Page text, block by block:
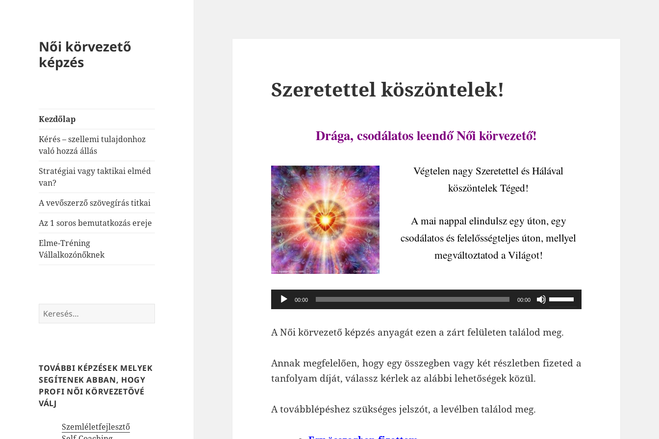
Női körvezető
képzés
Kezdőlap
Kérés – szellemi tulajdonhoz
való hozzá állás
Stratégiai vagy taktikai elméd
van?
A vevőszerző szövegírás titkai
Az 1 soros bemutatkozás ereje
Elme-Tréning
Vállalkozónőknek
Keresés:
TOVÁBBI KÉPZÉSEK MELYEK
SEGÍTENEK ABBAN, HOGY
PROFI NŐI KÖRVEZETŐVÉ
VÁLJ
Szemléletfejlesztő
Szeretettel köszöntelek!
Drága, csodálatos leendő Női körvezető!
Végtelen nagy Szeretettel és Hálával
köszöntelek Téged!
A mai nappal elindulsz egy úton, egy
csodálatos és felelősségteljes úton, mellyel
megváltoztatod a Világot!
lejátszó
00:00 00:00
A
hangerő
csökkentéséhez
A Női körvezető képzés anyagát ezen a zárt felületen találod meg.
Annak megfelelően, hogy egy összegben vagy két részletben fizeted a
tanfolyam díját, válassz kérlek az alábbi lehetőségek közül.
A továbblépéshez szükséges jelszót, a levélben találod meg.